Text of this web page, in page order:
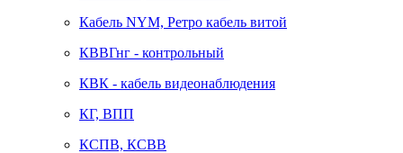
Кабель NYM, Ретро кабель витой
КВВГнг - контрольный
КВК - кабель видеонаблюдения
КГ, ВПП
КСПВ, КСВВ